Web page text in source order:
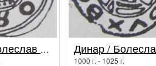
Динар / Болеслав I Храбрый
1000 г. - 1025 г.